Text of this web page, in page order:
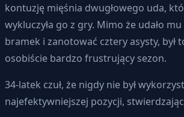
kontuzję mięśnia dwugłowego uda,
wykluczyła go z gry. Mimo że udało
bramek i zanotować cztery asysty, był
osobiście bardzo frustrujący sezon.
34-latek czuł, że nigdy nie był
najefektywniejszej pozycji,